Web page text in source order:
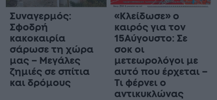
Συναγερμός:
Σφοδρή
κακοκαιρία
σάρωσε τη χώρα
μας – Μεγάλες
ζημιές σε σπίτια
και δρόμους
«Κλείδωσε» ο
καιρός για τον
15Αύγουστο: Σε
σοκ οι
μετεωρολόγοι με
αυτό που έρχεται –
Τι φέρνει ο
αντικυκλώνας